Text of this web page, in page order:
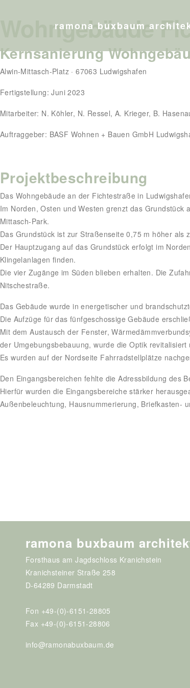
ramona buxbaum
Wohngebäude
Kernsanierung
Alwin-Mittasch-Platz · 67063 Ludwigshafen
Fertigstellung: Juni 2023
Mitarbeiter: N. Köhler, N. Ressel, A. Krieger, B.
Auftraggeber: BASF Wohnen + Bauen GmbH
Projektbeschreibung
Das Wohngebäude an der Fichtestraße in
Im Norden, Osten und Westen grenzt das
Mittasch-Park.
Das Grundstück ist zur Straßenseite 0,75 m höher als
Der Hauptzugang auf das Grundstück erfolgt im
Klingelanlagen finden.
Die vier Zugänge im Süden blieben erhalten. Die
Nitschestraße.
Das Gebäude wurde in energetischer und
Die Aufzüge für das fünfgeschossige Gebäude
Mit dem Austausch der Fenster,
der Umgebungsbebauung, wurde die Optik
Es wurden auf der Nordseite Fahrradstellplätze
Den Eingangsbereichen fehlte die Adressbildung des
Hierfür wurden die Eingangsbereiche stärker
Außenbeleuchtung, Hausnummerierung, Briefkasten-
ramona buxbaum
Forsthaus am Jagdschloss Kranichstein
Kranichsteiner Straße 258
D-64289 Darmstadt
Fon +49-(0)-6151-28805
Fax +49-(0)-6151-28806
info@ramonabuxbaum.de